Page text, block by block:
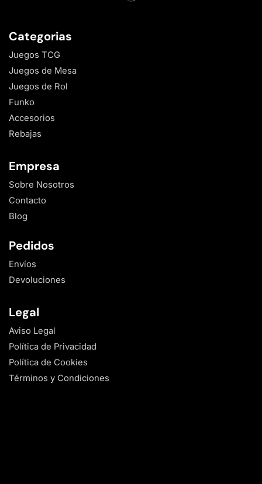
Categorias
Juegos TCG
Juegos de Mesa
Juegos de Rol
Funko
Accesorios
Rebajas
Empresa
Sobre Nosotros
Contacto
Blog
Pedidos
Envíos
Devoluciones
Legal
Aviso Legal
Política de Privacidad
Política de Cookies
Términos y Condiciones